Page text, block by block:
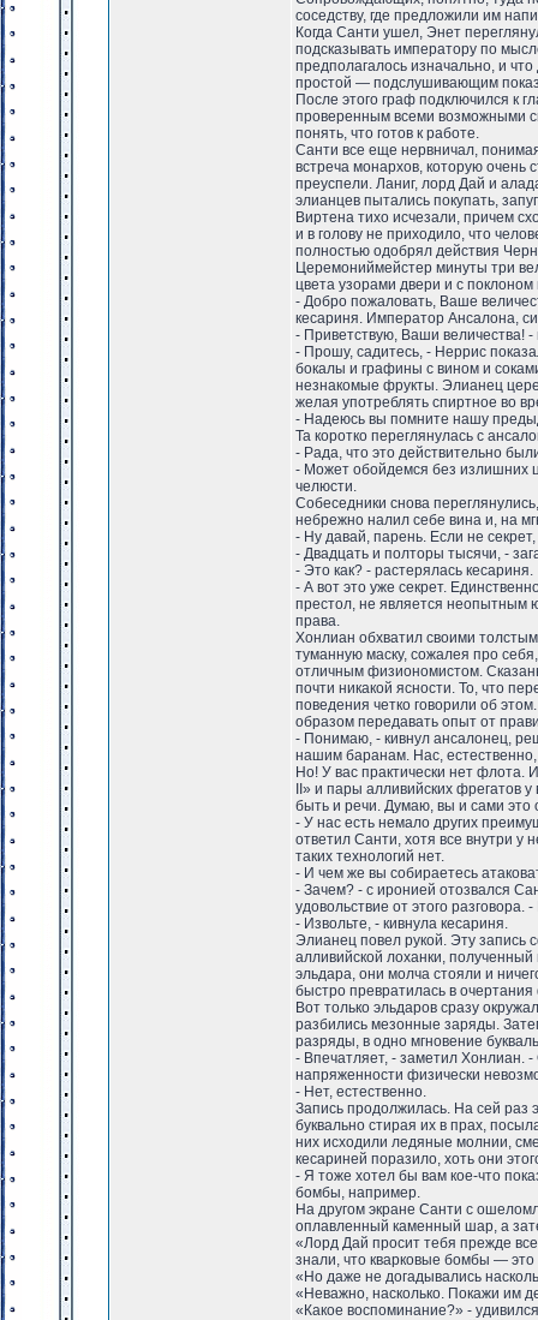
соседству, где предложили им
Когда Санти ушел, Энет
подсказывать императору по
предполагалось изначально, и
простой — подслушивающим
После этого граф подключился к
проверенным всеми возможными
понять, что готов к работе.
Санти все еще нервничал,
встреча монархов, которую очень
преуспели. Ланиг, лорд Дай и
элианцев пытались покупать,
Виртена тихо исчезали, причем
и в голову не приходило, что
полностью одобрял действия
Церемониймейстер минуты три
цвета узорами двери и с поклоном
- Добро пожаловать, Ваше
кесариня. Император Ансалона,
- Приветствую, Ваши величества!
- Прошу, садитесь, - Неррис
бокалы и графины с вином и
незнакомые фрукты. Элианец
желая употреблять спиртное во
- Надеюсь вы помните нашу
Та коротко переглянулась с
- Рада, что это действительно
- Может обойдемся без излишних
челюсти.
Собеседники снова
небрежно налил себе вина и, на
- Ну давай, парень. Если не
- Двадцать и полторы тысячи, -
- Это как? - растерялась кесариня.
- А вот это уже секрет.
престол, не является неопытным
права.
Хонлиан обхватил своими
туманную маску, сожалея про
отличным физиономистом.
почти никакой ясности. То, что
поведения четко говорили об
образом передавать опыт от
- Понимаю, - кивнул ансалонец,
нашим баранам. Нас,
Но! У вас практически нет флота.
II» и пары алливийских фрегатов
быть и речи. Думаю, вы и сами это
- У нас есть немало других
ответил Санти, хотя все внутри
таких технологий нет.
- И чем же вы собираетесь
- Зачем? - с иронией отозвался
удовольствие от этого
- Извольте, - кивнула кесариня.
Элианец повел рукой. Эту
алливийской лоханки,
эльдара, они молча стояли и
быстро превратилась в
Вот только эльдаров сразу
разбились мезонные заряды.
разряды, в одно мгновение
- Впечатляет, - заметил Хонлиан.
напряженности физически
- Нет, естественно.
Запись продолжилась. На сей раз
буквально стирая их в прах,
них исходили ледяные молнии,
кесариней поразило, хоть они
- Я тоже хотел бы вам кое-что
бомбы, например.
На другом экране Санти с
оплавленный каменный шар, а
«Лорд Дай просит тебя прежде
знали, что кварковые бомбы —
«Но даже не догадывались
«Неважно, насколько. Покажи им
«Какое воспоминание?» -